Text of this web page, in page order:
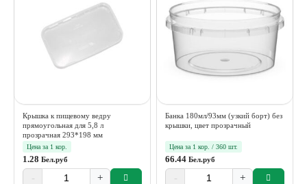
Крышка к пищевому ведру
прямоугольная для 5,8 л
прозрачная 293*198 мм
Цена за 1 кор.
1.28 Бел.руб
- +
Банка 180мл/93мм (узкий борт) без
крышки, цвет прозрачный
Цена за 1 кор. / 360 шт.
66.44 Бел.руб
- +